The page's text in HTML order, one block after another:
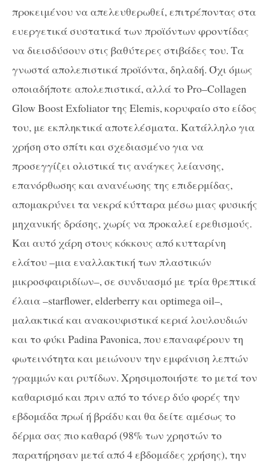
προκειμένου να απελευθερωθεί, επιτρέποντας στα
ευεργετικά συστατικά των προϊόντων φροντίδας
να διεισδύσουν στις βαθύτερες στιβάδες του. Τα
γνωστά απολεπιστικά προϊόντα, δηλαδή. Όχι όμως
οποιαδήποτε απολεπιστικά, αλλά τοPro–Collagen
Glow BoostExfoliatorτης Elemis, κορυφαίο στο είδος
του, με εκπληκτικά αποτελέσματα. Κατάλληλο για
χρήση στο σπίτι και σχεδιασμένογια να
προσεγγίζει ολιστικά τις ανάγκες λείανσης,
επανόρθωσης και ανανέωσης της επιδερμίδας,
απομακρύνει τα νεκρά κύτταρα μέσω μιας φυσικής
μηχανικής δράσης, χωρίς να προκαλεί ερεθισμούς.
Και αυτό χάρη στους κόκκους από κυτταρίνη
ελάτου –μια εναλλακτική των πλαστικών
μικροσφαιριδίων–, σε συνδυασμό με τρία θρεπτικά
έλαια –starflower, elderberry και optimega oil–,
μαλακτικά και ανακουφιστικά κεριά λουλουδιών
και το φύκι Padina Pavonica, που επαναφέρουν τη
φωτεινότητα και μειώνουν την εμφάνιση λεπτών
γραμμών και ρυτίδων. Χρησιμοποιήστε το μετά τον
καθαρισμό και πριν από το τόνερ δύο φορές την
εβδομάδα πρωί ή βράδυ και θα δείτε αμέσως το
δέρμα σας πιο καθαρό (98% των χρηστών το
παρατήρησαν μετά από 4 εβδομάδες χρήσης), την